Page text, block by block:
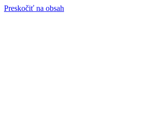
Preskočiť na obsah